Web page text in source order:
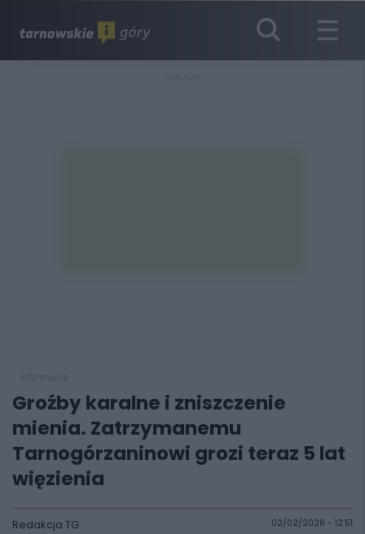
Groźby karalne i zniszczenie
mienia. Zatrzymanemu
Tarnogórzaninowi grozi teraz 5 lat
więzienia
Redakcja TG 02/02/2026 - 12:51